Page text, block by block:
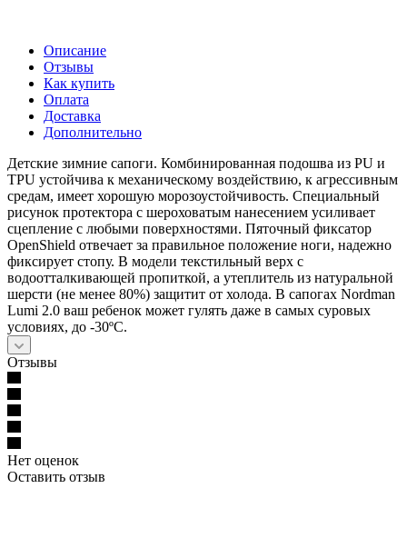
Описание
Отзывы
Как купить
Оплата
Доставка
Дополнительно
Детские зимние сапоги. Комбинированная подошва из PU и
TPU устойчива к механическому воздействию, к агрессивным
средам, имеет хорошую морозоустойчивость. Специальный
рисунок протектора с шероховатым нанесением усиливает
сцепление с любыми поверхностями. Пяточный фиксатор
OpenShield отвечает за правильное положение ноги, надежно
фиксирует стопу. В модели текстильный верх с
водоотталкивающей пропиткой, а утеплитель из натуральной
шерсти (не менее 80%) защитит от холода. В сапогах Nordman
Lumi 2.0 ваш ребенок может гулять даже в самых суровых
условиях, до -30ºС.
Отзывы
Нет оценок
Оставить отзыв